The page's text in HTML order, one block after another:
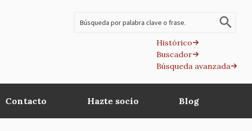
Histórico
Buscador
Búsqueda avanzada
Contacto Hazte socio Blog